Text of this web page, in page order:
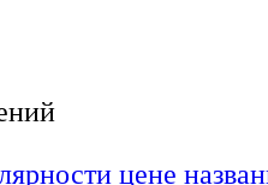
цене